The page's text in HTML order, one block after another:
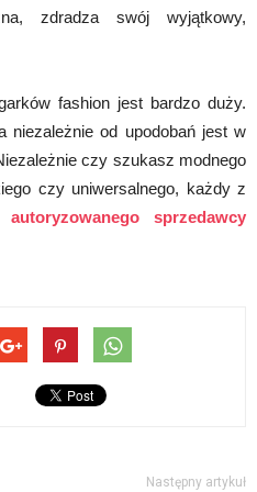
zdradza swój wyjątkowy,
fashion jest bardzo duży.
niezależnie od upodobań jest w
czy szukasz modnego
czy uniwersalnego, każdy z
autoryzowanego sprzedawcy
Następny artykuł